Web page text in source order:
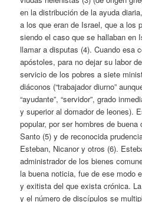
en la distribución de la ayuda
a los que eran de Israel, que a los
siendo el caso que se hallaban en
llamar a disputas (4). Cuando esa
apóstoles, para no dejar su labor
servicio de los pobres a siete
diáconos (“trabajador diurno”
“ayudante”, “servidor”, grado
y superior al domador de leones).
popular, por ser hombres de
Santo (5) y de reconocida
Esteban, Nicanor y otros (6).
administrador de los bienes
la buena noticia, fue de ese modo
y exitista del que exista crónica.
y el número de discípulos se